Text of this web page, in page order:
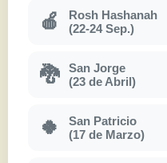
🍎
Rosh Hashanah
(22-24 Sep.)
🐉
San Jorge
(23 de Abril)
🍀
San Patricio
(17 de Marzo)